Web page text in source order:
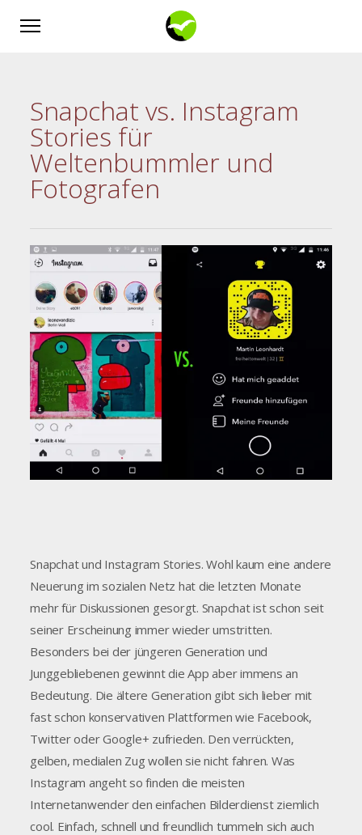
Snapchat vs. Instagram
Stories für
Weltenbummler und
Fotografen
Snapchat und Instagram Stories. Wohl kaum eine andere
Neuerung im sozialen Netz hat die letzten Monate
mehr für Diskussionen gesorgt. Snapchat ist schon seit
seiner Erscheinung immer wieder umstritten.
Besonders bei der jüngeren Generation und
Junggebliebenen gewinnt die App aber immens an
Bedeutung. Die ältere Generation gibt sich lieber mit
fast schon konservativen Plattformen wie Facebook,
Twitter oder Google+ zufrieden. Den verrückten,
gelben, medialen Zug wollen sie nicht fahren. Was
Instagram angeht so finden die meisten
Internetanwender den einfachen Bilderdienst ziemlich
cool. Einfach, schnell und freundlich tummeln sich auch